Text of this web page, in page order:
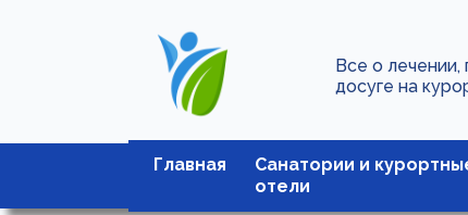
Все о
досуге на
Главная
Санатории и
отели